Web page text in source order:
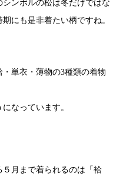
ンボルの松は冬だけではな
にも是非着たい柄ですね。
単衣・薄物の3種類の着物
なっています。
月まで着られるのは「袷